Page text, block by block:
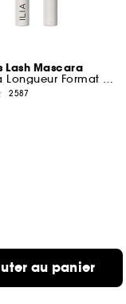
Lash Mascara
Mascara Longueur Format Voyage
2587
au panier